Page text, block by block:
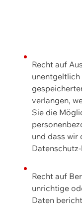
Recht auf
unentgeltlich
verlangen,
Sie die
und dass wir
Recht auf
unrichtige
Daten